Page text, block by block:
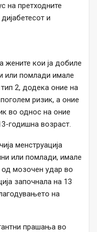
на претходните
и
жените кои ја добиле
или помлади имале
2, додека оние на
ризик, а оние
во однос на оние
годишна возраст.
менструација
или помлади, имале
мозочен удар во
започнала на 13
на
прашања во